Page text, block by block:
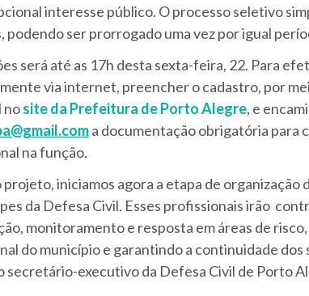
interesse público. O processo seletivo
podendo ser prorrogado uma vez por igual
será até as 17h desta sexta-feira, 22. Para
via internet, preencher o cadastro, por
nosite da Prefeitura de Porto Alegre, e
a documentação obrigatória para
na função.
projeto, iniciamos agora a etapa de organização
da Defesa Civil. Esses profissionais irão
monitoramento e resposta em áreas de
do município e garantindo a continuidade dos
secretário-executivo da Defesa Civil de Porto